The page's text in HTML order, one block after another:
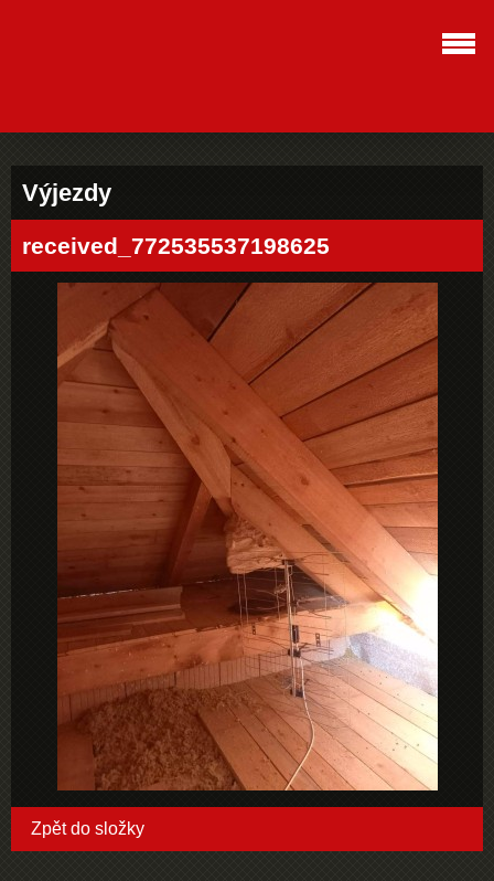
Výjezdy
received_772535537198625
Zpět do složky